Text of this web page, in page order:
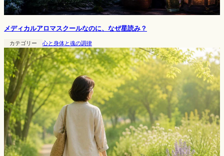
メディカルアロマスクールなのに、なぜ星読み？
カテゴリー 心と身体と魂の調律